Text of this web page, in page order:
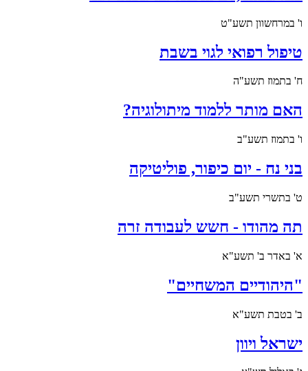
ו' במרחשוון תשע"ט
טיפול רפואי לגוי בשבת
ח' בתמוז תשע"ה
האם מותר ללמוד מיתולוגיה?
ו' בתמוז תשע"ב
בני נח - יום כיפור, פוליטיקה
ט' בתשרי תשע"ב
תה מהודו - חשש לעבודה זרה
א' באדר ב' תשע"א
"היהודיים המשחיים"
ב' בטבת תשע"א
ישראל ויוון